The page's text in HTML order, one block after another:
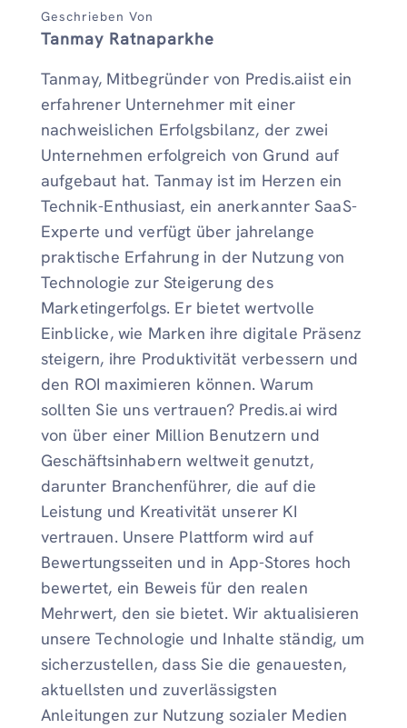
Geschrieben Von
Tanmay Ratnaparkhe
Tanmay, Mitbegründer von Predis.aiist ein
erfahrener Unternehmer mit einer
nachweislichen Erfolgsbilanz, der zwei
Unternehmen erfolgreich von Grund auf
aufgebaut hat. Tanmay ist im Herzen ein
Technik-Enthusiast, ein anerkannter SaaS-
Experte und verfügt über jahrelange
praktische Erfahrung in der Nutzung von
Technologie zur Steigerung des
Marketingerfolgs. Er bietet wertvolle
Einblicke, wie Marken ihre digitale Präsenz
steigern, ihre Produktivität verbessern und
den ROI maximieren können. Warum
sollten Sie uns vertrauen? Predis.ai wird
von über einer Million Benutzern und
Geschäftsinhabern weltweit genutzt,
darunter Branchenführer, die auf die
Leistung und Kreativität unserer KI
vertrauen. Unsere Plattform wird auf
Bewertungsseiten und in App-Stores hoch
bewertet, ein Beweis für den realen
Mehrwert, den sie bietet. Wir aktualisieren
unsere Technologie und Inhalte ständig, um
sicherzustellen, dass Sie die genauesten,
aktuellsten und zuverlässigsten
Anleitungen zur Nutzung sozialer Medien